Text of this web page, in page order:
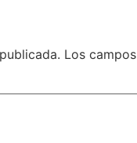
Los